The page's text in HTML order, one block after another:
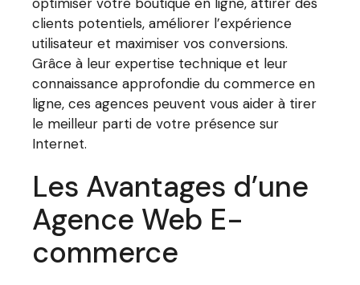
clients potentiels, améliorer l’expérience
utilisateur et maximiser vos conversions.
Grâce à leur expertise technique et leur
connaissance approfondie du commerce en
ligne, ces agences peuvent vous aider à tirer
le meilleur parti de votre présence sur
Internet.
Les Avantages d’une
Agence Web E-
commerce